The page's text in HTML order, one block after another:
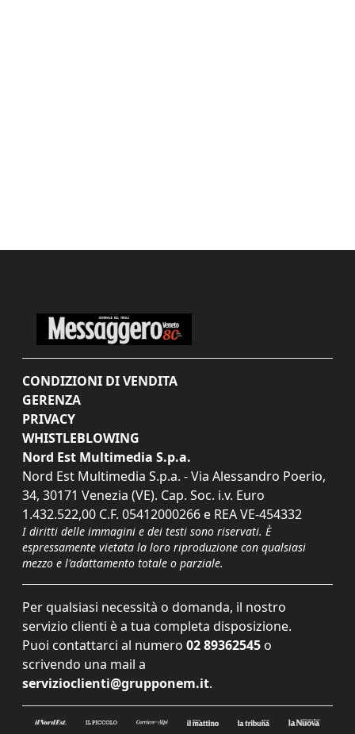
CONDIZIONI DI VENDITA
GERENZA
PRIVACY
WHISTLEBLOWING
Nord Est Multimedia S.p.a.
Nord Est Multimedia S.p.a. - Via Alessandro Poerio,
34, 30171 Venezia (VE). Cap. Soc. i.v. Euro
1.432.522,00 C.F. 05412000266 e REA VE-454332
I diritti delle immagini e dei testi sono riservati. È
espressamente vietata la loro riproduzione con qualsiasi
mezzo e l'adattamento totale o parziale.
Per qualsiasi necessità o domanda, il nostro
servizio clienti è a tua completa disposizione.
Puoi contattarci al numero 02 89362545 o
scrivendo una mail a
servizioclienti@grupponem.it.